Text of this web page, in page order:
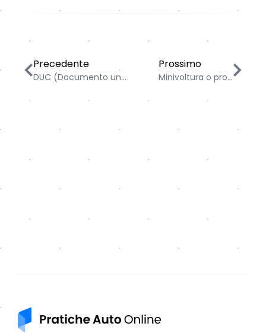
DUC (Documento unico di circolazione): cos'è,
Precedente
DUC (Documento un...
Minivoltura o procura
Prossimo
Minivoltura o pro...